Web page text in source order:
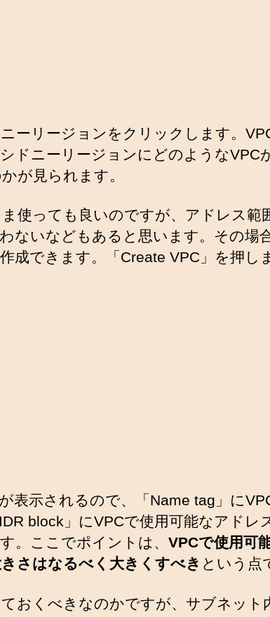
ーリージョンをクリックします。
ドニーリージョンにどのようなVPC
が見られます。
使っても良いのですが、アドレス範
ないなどもあると思います。その場合
成できます。「Create VPC」を押し
表示されるので、「Name tag」に
block」にVPCで使用可能なアドレ
。ここでポイントは、 VPCで使用可
さはなるべく大きくすべき という点
おくべきなのかですが、サブネット